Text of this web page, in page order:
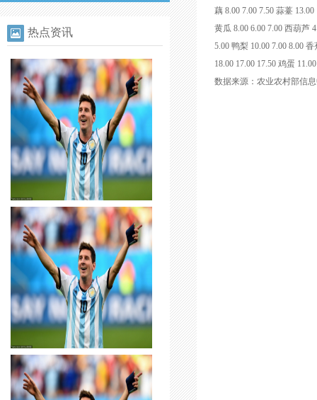
热点资讯
藕 8.00 7.00 7.50 蒜薹
黄瓜 8.00 6.00 7.00 西葫芦
5.00 鸭梨 10.00 7.00 8.00
18.00 17.00 17.50 鸡蛋
数据来源：农业农村部信